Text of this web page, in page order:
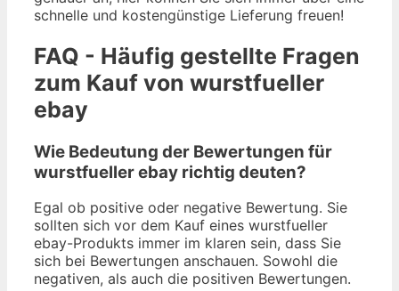
schnelle und kostengünstige Lieferung freuen!
FAQ - Häufig gestellte Fragen
zum Kauf von wurstfueller
ebay
Wie Bedeutung der Bewertungen für
wurstfueller ebay richtig deuten?
Egal ob positive oder negative Bewertung. Sie
sollten sich vor dem Kauf eines wurstfueller
ebay-Produkts immer im klaren sein, dass Sie
sich bei Bewertungen anschauen. Sowohl die
negativen, als auch die positiven Bewertungen.